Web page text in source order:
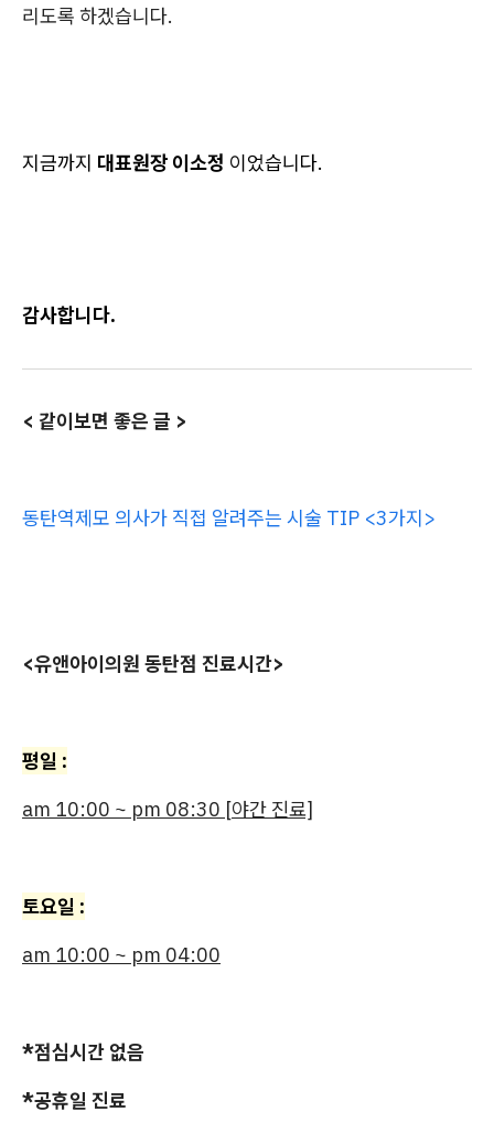
리도록 하겠습니다.
지금까지 대표원장 이소정 이었습니다.
감사합니다.
< 같이보면 좋은 글 >
동탄역제모 의사가 직접 알려주는 시술 TIP <3가지>
<유앤아이의원 동탄점 진료시간>
평일 :
am 10:00 ~ pm 08:30 [야간 진료]
토요일 :
am 10:00 ~ pm 04:00
*점심시간 없음
*공휴일 진료